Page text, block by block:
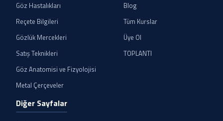
Göz Hastalıkları
Reçete Bilgileri
Gözlük Mercekleri
Satış Teknikleri
Göz Anatomisi ve Fizyolojisi
Metal Çerçeveler
Blog
Tüm Kurslar
Üye Ol
TOPLANTI
Diğer Sayfalar